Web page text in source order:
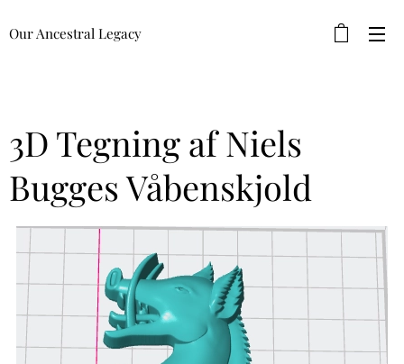
Our Ancestral Legacy
3D Tegning af Niels
Bugges Våbenskjold